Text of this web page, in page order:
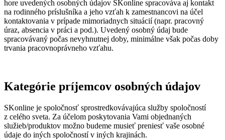
hore uvedených osobných údajov SKonline spracováva aj kontakt
na rodinného príslušníka a jeho vzťah k zamestnancovi na účel
kontaktovania v prípade mimoriadnych situácií (napr. pracovný
úraz, absencia v práci a pod.). Uvedený osobný údaj bude
spracovávaný počas nevyhnutnej doby, minimálne však počas doby
trvania pracovnoprávneho vzťahu.
Kategórie príjemcov osobných údajov
SKonline je spoločnosť sprostredkovávajúca služby spoločností
z celého sveta. Za účelom poskytovania Vami objednaných
služieb/produktov možno budeme musieť preniesť vaše osobné
údaje do iných spoločností v iných krajinách.